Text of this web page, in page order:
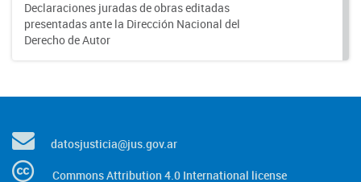
Declaraciones juradas de obras editadas
presentadas ante la Dirección Nacional del
Derecho de Autor
datosjusticia@jus.gov.ar
Commons Attribution 4.0 International license